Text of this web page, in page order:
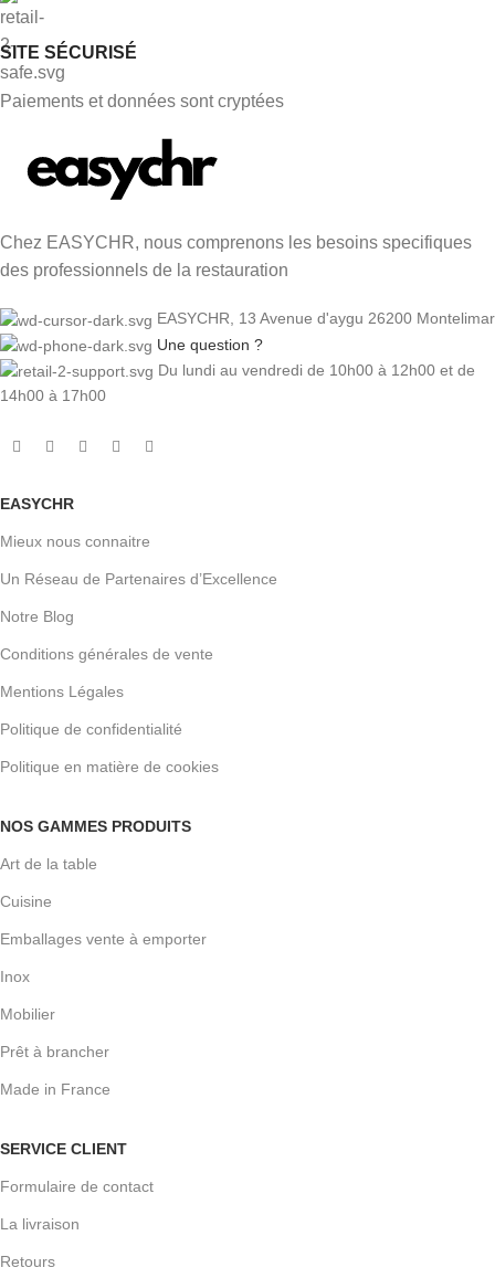
SITE SÉCURISÉ
Paiements et données sont cryptées
Chez EASYCHR, nous comprenons les besoins specifiques
des professionnels de la restauration
EASYCHR, 13 Avenue d'aygu 26200 Montelimar
Une question ?
Du lundi au vendredi de 10h00 à 12h00 et de
14h00 à 17h00
EASYCHR
Mieux nous connaitre
Un Réseau de Partenaires d’Excellence
Notre Blog
Conditions générales de vente
Mentions Légales
Politique de confidentialité
Politique en matière de cookies
NOS GAMMES PRODUITS
Art de la table
Cuisine
Emballages vente à emporter
Inox
Mobilier
Prêt à brancher
Made in France
SERVICE CLIENT
Formulaire de contact
La livraison
Retours